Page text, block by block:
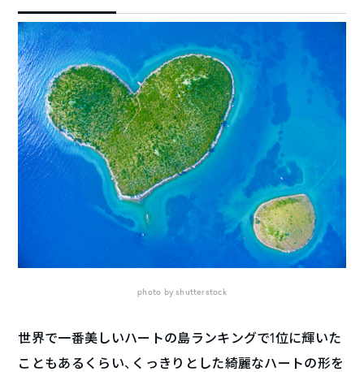
photo by shutterstock
世界で一番美しいハートの島ランキングで1位に輝いた
こともあるくらい、くっきりとした綺麗なハートの形を